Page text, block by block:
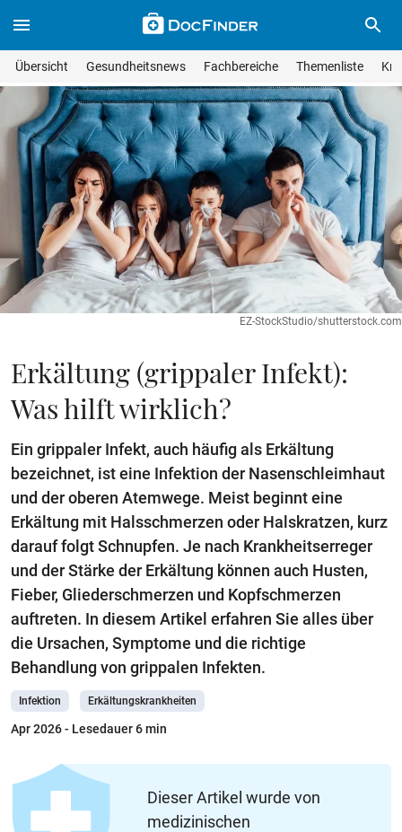
Übersicht Gesundheitsnews Fachbereiche Themenliste
Geben Sie Ihren Suchbegriff ein und drücken Sie die
Suche
EZ-StockStudio/shutterstock.com
Erkältung (grippaler Infekt):
Was hilft wirklich?
Ein grippaler Infekt, auch häufig als Erkältung
bezeichnet, ist eine Infektion der Nasenschleimhaut
und der oberen Atemwege. Meist beginnt eine
Erkältung mit Halsschmerzen oder Halskratzen, kurz
darauf folgt Schnupfen. Je nach Krankheitserreger
und der Stärke der Erkältung können auch Husten,
Fieber, Gliederschmerzen und Kopfschmerzen
auftreten. In diesem Artikel erfahren Sie alles über
die Ursachen, Symptome und die richtige
Behandlung von grippalen Infekten.
Infektion Erkältungskrankheiten
Apr 2026- Lesedauer 6 min
Dieser Artikel wurde von
medizinischen